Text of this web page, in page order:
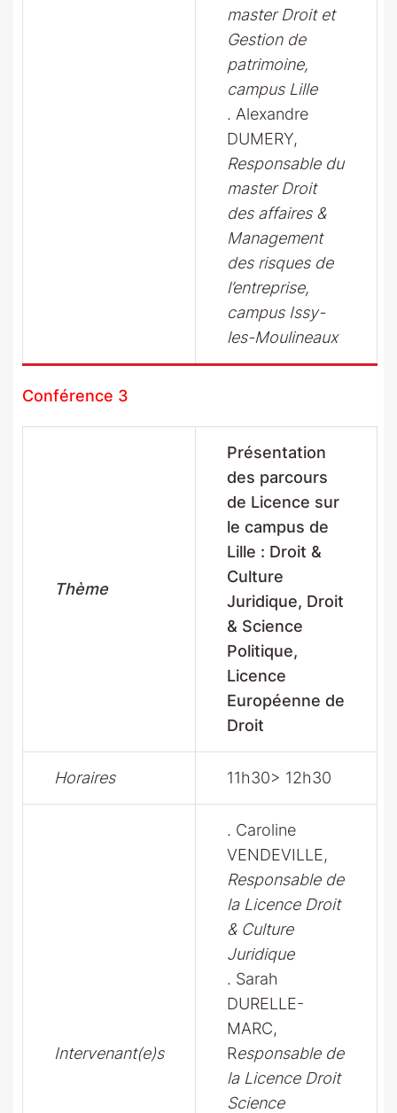
master Droit et
Gestion de
patrimoine,
campus Lille
. Alexandre
DUMERY,
Responsable du
master Droit
des affaires &
Management
des risques de
l’entreprise,
campus Issy-
les-Moulineaux
Conférence 3
Thème
Présentation
des parcours
de Licence sur
le campus de
Lille : Droit &
Culture
Juridique, Droit
& Science
Politique,
Licence
Européenne de
Droit
Horaires 11h30> 12h30
Intervenant(e)s
. Caroline
VENDEVILLE,
Responsable de
la Licence Droit
& Culture
Juridique
. Sarah
DURELLE-
MARC,
Responsable de
la Licence Droit
Science